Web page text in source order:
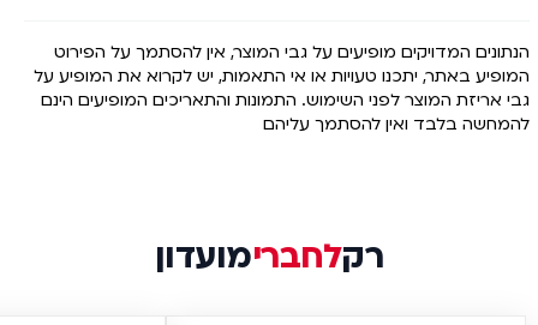
הנתונים המדויקים מופיעים על גבי המוצר, אין להסתמך על הפירוט
המופיע באתר, יתכנו טעויות או אי התאמות, יש לקרוא את המופיע על
גבי אריזת המוצר לפני השימוש. התמונות והתאריכים המופיעים הינם
להמחשה בלבד ואין להסתמך עליהם
רקלחברימועדון